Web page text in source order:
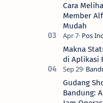
Cara
Member
Mudah
Makna
di Aplikasi
Gudang
Bandung: